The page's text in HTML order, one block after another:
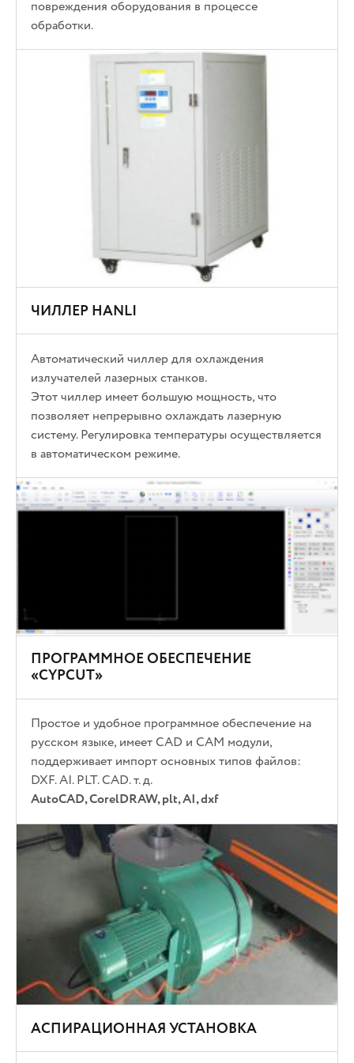
повреждения оборудования в процессе
обработки.
ЧИЛЛЕР HANLI
Автоматический чиллер для охлаждения
излучателей лазерных станков.
Этот чиллер имеет большую мощность, что
позволяет непрерывно охлаждать лазерную
систему. Регулировка температуры осуществляется
в автоматическом режиме.
ПРОГРАММНОЕ ОБЕСПЕЧЕНИЕ
«CYPCUT»
Простое и удобное программное обеспечение на
русском языке, имеет CAD и CAM модули,
поддерживает импорт основных типов файлов:
DXF. AI. PLT. CAD. т. д.
AutoCAD, CorelDRAW, plt, AI, dxf
АСПИРАЦИОННАЯ УСТАНОВКА